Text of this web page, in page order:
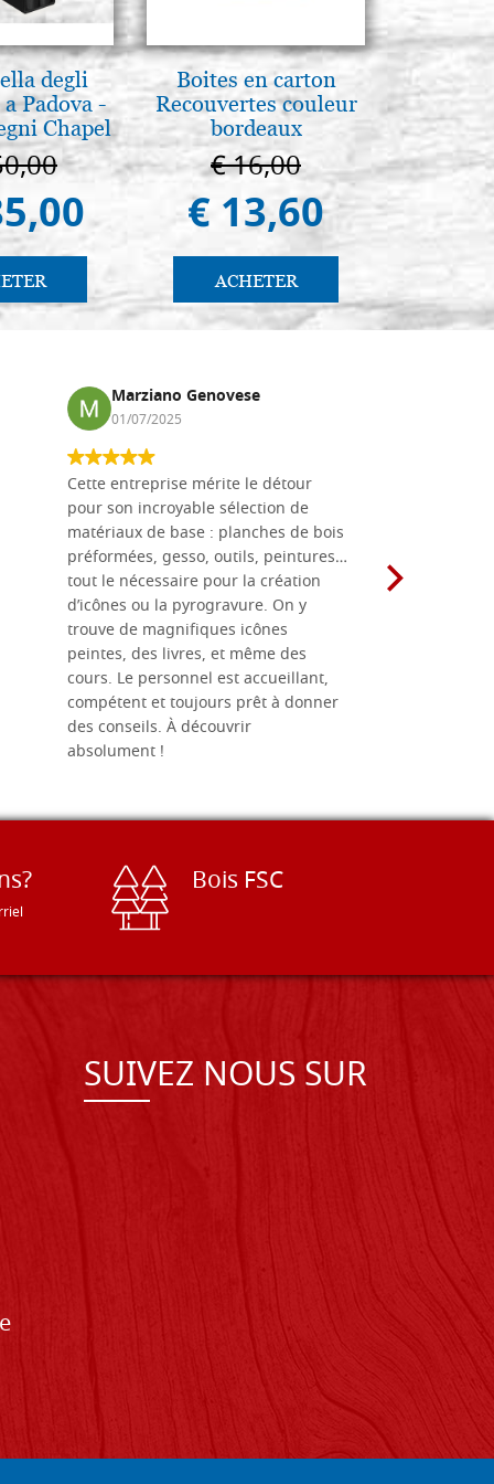
degli
Padova -
Chapel
Boites en carton
Recouvertes couleur
bordeaux
€ 16,00
€ 13,60
ACHETER
€
€
Marziano Genovese
01/07/2025
Cette entreprise mérite le détour
pour son incroyable sélection de
matériaux de base : planches de bois
préformées, gesso, outils, peintures…
tout le nécessaire pour la création
d’icônes ou la pyrogravure. On y
trouve de magnifiques icônes
peintes, des livres, et même des
cours. Le personnel est accueillant,
compétent et toujours prêt à donner
des conseils. À découvrir
absolument !
Bois FSC
SUIVEZ NOUS SUR